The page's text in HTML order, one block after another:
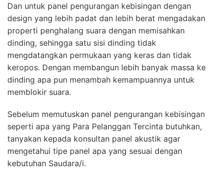
Dan untuk panel pengurangan kebisingan dengan
design yang lebih padat dan lebih berat mengadakan
properti penghalang suara dengan memisahkan
dinding, sehingga satu sisi dinding tidak
mengdatangkan permukaan yang keras dan tidak
keropos. Dengan membangun lebih banyak massa ke
dinding apa pun menambah kemampuannya untuk
memblokir suara.
Sebelum memutuskan panel pengurangan kebisingan
seperti apa yang Para Pelanggan Tercinta butuhkan,
tanyakan kepada konsultan panel akustik agar
mengetahui tipe panel apa yang sesuai dengan
kebutuhan Saudara/i.